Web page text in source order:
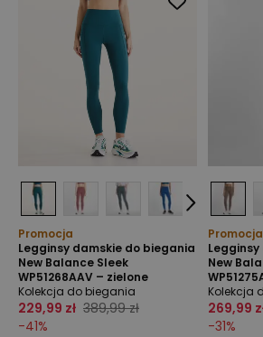
Promocja
Legginsy damskie do biegania
New Balance Sleek
WP51268AAV – zielone
Kolekcja do biegania
229,99 zł 389,99 zł
-41%
Promocja
New
Kolekcja
269,99
-31%